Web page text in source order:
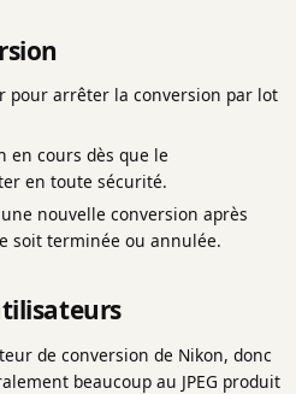
pour arrêter la conversion par lot
en cours dès que le
en toute sécurité.
nouvelle conversion après
soit terminée ou annulée.
de conversion de Nikon, donc
beaucoup au JPEG produit